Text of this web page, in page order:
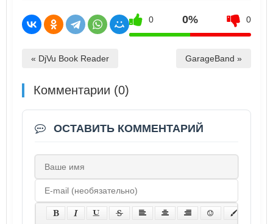
0 0% 0
« DjVu Book Reader GarageBand »
Комментарии (0)
ОСТАВИТЬ КОММЕНТАРИЙ